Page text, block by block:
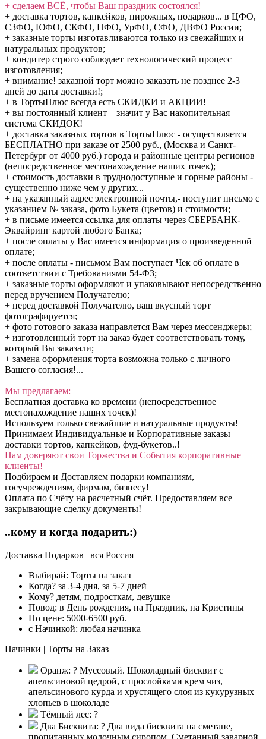
+ сделаем ВСЁ, чтобы Ваш праздник состоялся!
+ доставка тортов, капкейков, пирожных, подарков... в ЦФО,
СЗФО, ЮФО, СКФО, ПФО, УрФО, СФО, ДВФО России;
+ заказные торты изготавливаются только из свежайших и
натуральных продуктов;
+ кондитер строго соблюдает технологический процесс
изготовления;
+ внимание! заказной торт можно заказать не позднее 2-3
дней до даты доставки!;
+ в ТортыПлюс всегда есть СКИДКИ и АКЦИИ!
+ вы постоянный клиент – значит у Вас накопительная
система СКИДОК!
+ доставка заказных тортов в ТортыПлюс - осуществляется
БЕСПЛАТНО при заказе от 2500 руб., (Москва и Санкт-
Петербург от 4000 руб.) города и районные центры регионов
(непосредственное местонахождение наших точек);
+ стоимость доставки в труднодоступные и горные районы -
существенно ниже чем у других...
+ на указанный адрес электронной почты,- поступит письмо с
указанием № заказа, фото Букета (цветов) и стоимости;
+ в письме имеется ссылка для оплаты через СБЕРБАНК-
Эквайринг картой любого Банка;
+ после оплаты у Вас имеется информация о произведенной
оплате;
+ после оплаты - письмом Вам поступает Чек об оплате в
соответствии с Требованиями 54-ФЗ;
+ заказные торты оформляют и упаковывают непосредственно
перед вручением Получателю;
+ перед доставкой Получателю, ваш вкусный торт
фотографируется;
+ фото готового заказа направлется Вам через мессенджеры;
+ изготовленный торт на заказ будет соответствовать тому,
который Вы заказали;
+ замена оформления торта возможна только с личного
Вашего согласия!...
Мы предлагаем:
Бесплатная доставка ко времени (непосредственное
местонахождение наших точек)!
Используем только свежайшие и натуральные продукты!
Принимаем Индивидуальные и Корпоративные заказы
доставки тортов, капкейков, фуд-букетов..!
Нам доверяют свои Торжества и События корпоративные
клиенты!
Подбираем и Доставляем подарки компаниям,
госучреждениям, фирмам, бизнесу!
Оплата по Счёту на расчетный счёт. Предоставляем все
закрывающие сделку документы!
..кому и когда подарить:)
Доставка Подарков | вся Россия
Выбирай: Торты на заказ
Когда? за 3-4 дня, за 5-7 дней
Кому? детям, подросткам, девушке
Повод: в День рождения, на Праздник, на Кристины
По цене: 5000-6500 руб.
с Начинкой: любая начинка
Начинки | Торты на Заказ
Оранж: ? Муссовый. Шоколадный бисквит с
апельсиновой цедрой, с прослойками крем чиз,
апельсинового курда и хрустящего слоя из кукурузных
хлопьев в шоколаде
Тёмный лес: ?
Два Бисквита: ? Два вида бисквита на сметане,
пропитанных молочным сиропом. Сметанный заварной